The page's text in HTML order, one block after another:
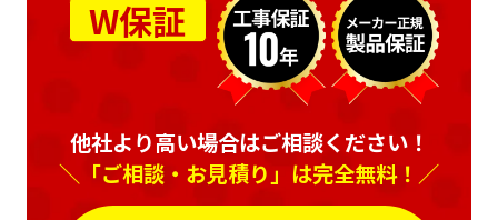
W保証
他社より高い場合はご相談ください！
＼「ご相談・お見積り」は完全無料！／